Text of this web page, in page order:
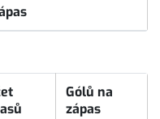
Gólů na
zápas